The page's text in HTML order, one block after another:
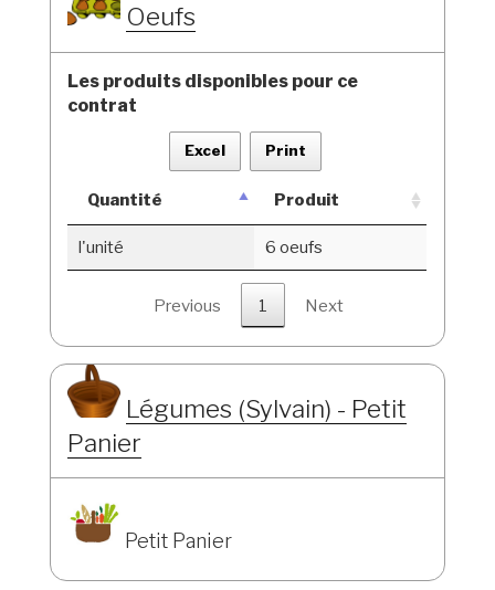
Oeufs
Les produits disponibles pour ce
contrat
Excel Print
Quantité Produit
l'unité 6 oeufs
Previous 1 Next
Légumes (Sylvain) - Petit
Panier
Petit Panier